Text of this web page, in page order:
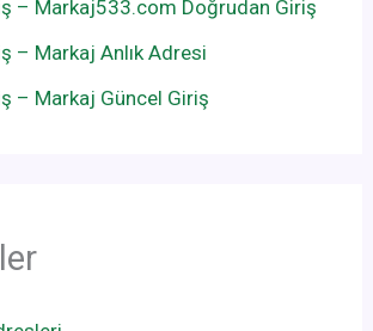
– Markaj533.com Doğrudan Giriş
– Markaj Anlık Adresi
– Markaj Güncel Giriş